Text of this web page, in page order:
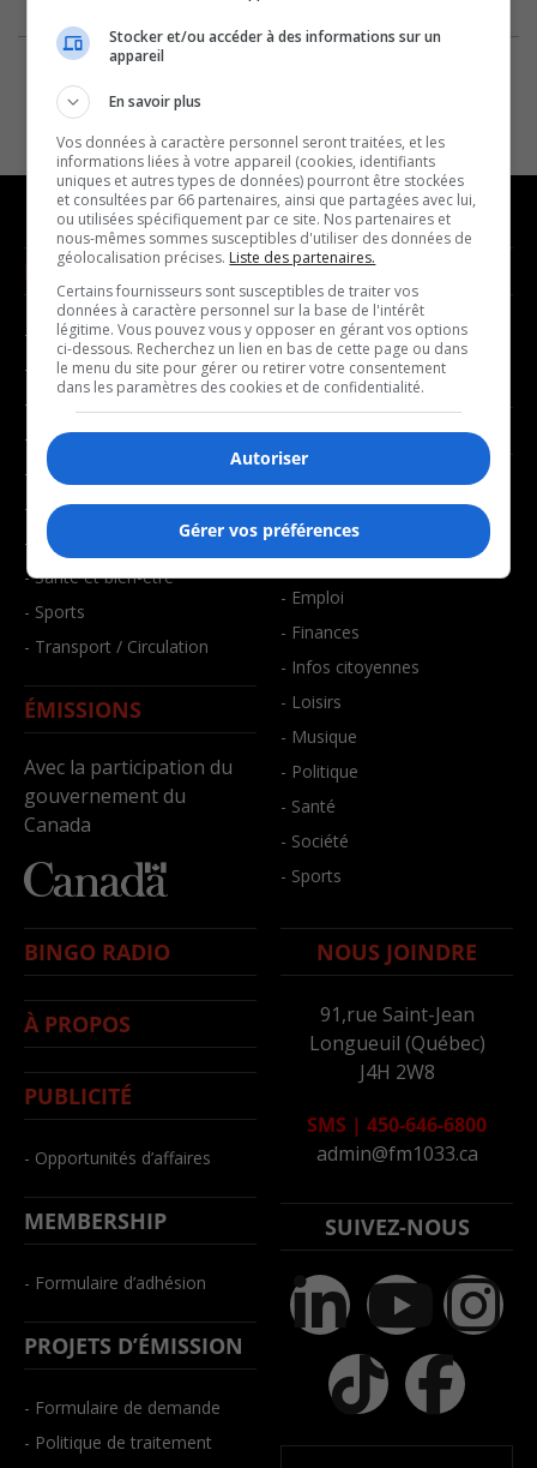
NOUVELLES
- Affaires municipales
- Communauté / Social
- Culture
- Économie
- Éducation
- Environnement
- Faits divers
- Santé et bien-être
- Sports
- Transport / Circulation
ÉMISSIONS
Avec la participation du
gouvernement du
Canada
MUSIQUE
- Décompte franco
- Joué récemment
BALADOS
- Art de vivre
- Bien-être
- Emploi
- Finances
- Infos citoyennes
- Loisirs
- Musique
- Politique
- Santé
- Société
- Sports
BINGO RADIO
À PROPOS
PUBLICITÉ
- Opportunités d’affaires
MEMBERSHIP
- Formulaire d’adhésion
PROJETS D’ÉMISSION
- Formulaire de demande
- Politique de traitement
NOUS JOINDRE
91,rue Saint-Jean
Longueuil (Québec)
J4H 2W8
SMS | 450-646-6800
admin@fm1033.ca
SUIVEZ-NOUS
Stocker et/ou accéder à des informations sur un
appareil
En savoir plus
Vos données à caractère personnel seront traitées, et les
informations liées à votre appareil (cookies, identifiants
uniques et autres types de données) pourront être stockées
et consultées par 66 partenaires, ainsi que partagées avec lui,
ou utilisées spécifiquement par ce site. Nos partenaires et
nous-mêmes sommes susceptibles d'utiliser des données de
géolocalisation précises. Liste des partenaires.
Certains fournisseurs sont susceptibles de traiter vos
données à caractère personnel sur la base de l'intérêt
légitime. Vous pouvez vous y opposer en gérant vos options
ci-dessous. Recherchez un lien en bas de cette page ou dans
le menu du site pour gérer ou retirer votre consentement
dans les paramètres des cookies et de confidentialité.
Autoriser
Gérer vos préférences